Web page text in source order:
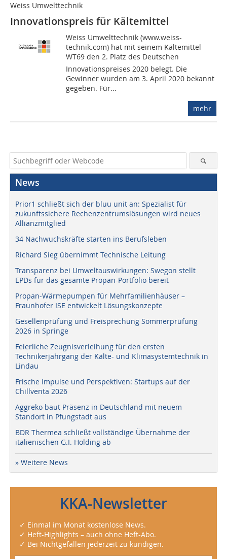
Weiss Umwelttechnik
Innovationspreis für Kältemittel
Weiss Umwelttechnik (www.weiss-
technik.com) hat mit seinem Kältemittel
WT69 den 2. Platz des Deutschen
Innovationspreises 2020 belegt. Die
Gewinner wurden am 3. April 2020 bekannt
gegeben. Für...
mehr
News
Prior1 schließt sich der bluu unit an: Spezialist für
zukunftssichere Rechenzentrumslösungen wird neues
Allianzmitglied
34 Nachwuchskräfte starten ins Berufsleben
Richard Sieg übernimmt Technische Leitung
Transparenz bei Umweltauswirkungen: Swegon stellt
EPDs für das gesamte Propan-Portfolio bereit
Propan-Wärmepumpen für Mehrfamilienhäuser –
Fraunhofer ISE entwickelt Lösungskonzepte
Gesellenprüfung und Freisprechung Sommerprüfung
2026 in Springe
Feierliche Zeugnisverleihung für den ersten
Technikerjahrgang der Kälte- und Klimasystemtechnik in
Lindau
Frische Impulse und Perspektiven: Startups auf der
Chillventa 2026
Aggreko baut Präsenz in Deutschland mit neuem
Standort in Pfungstadt aus
BDR Thermea schließt vollständige Übernahme der
italienischen G.I. Holding ab
» Weitere News
KKA-Newsletter
✓ Einmal im Monat kostenlose News.
✓ Heft-Highlights – auch ohne Heft-Abo.
✓ Bei Nichtgefallen jederzeit zu kündigen.